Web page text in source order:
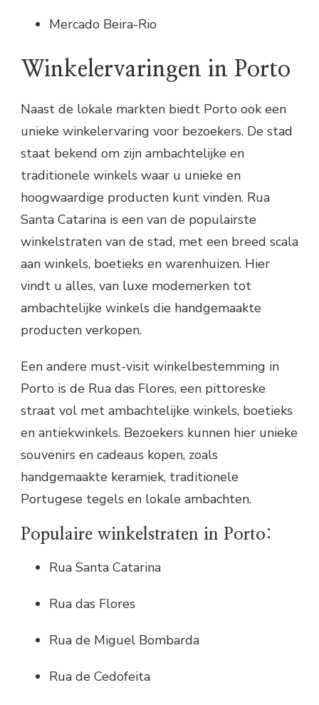
Mercado Beira-Rio
Winkelervaringen in Porto
Naast de lokale markten biedt Porto ook een
unieke winkelervaring voor bezoekers. De stad
staat bekend om zijn ambachtelijke en
traditionele winkels waar u unieke en
hoogwaardige producten kunt vinden. Rua
Santa Catarina is een van de populairste
winkelstraten van de stad, met een breed scala
aan winkels, boetieks en warenhuizen. Hier
vindt u alles, van luxe modemerken tot
ambachtelijke winkels die handgemaakte
producten verkopen.
Een andere must-visit winkelbestemming in
Porto is de Rua das Flores, een pittoreske
straat vol met ambachtelijke winkels, boetieks
en antiekwinkels. Bezoekers kunnen hier unieke
souvenirs en cadeaus kopen, zoals
handgemaakte keramiek, traditionele
Portugese tegels en lokale ambachten.
Populaire winkelstraten in Porto:
Rua Santa Catarina
Rua das Flores
Rua de Miguel Bombarda
Rua de Cedofeita